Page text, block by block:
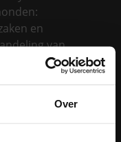
Over
en
van
kerstboom